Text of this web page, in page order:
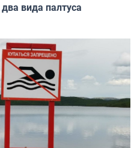
вида палтуса